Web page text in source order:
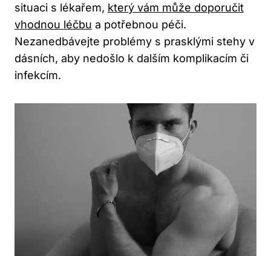
situaci s lékařem, který vám může doporučit
vhodnou léčbu a potřebnou péči.
Nezanedbávejte problémy s prasklými stehy v
dásních, aby nedošlo k dalším komplikacím či
infekcím.